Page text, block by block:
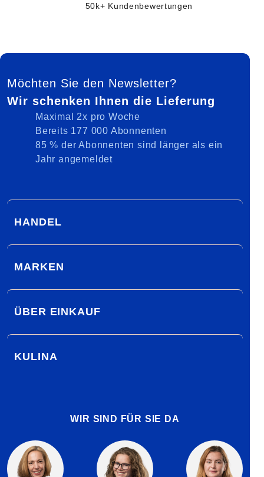
50k+ Kundenbewertungen
FUSSZEILE
Möchten Sie den Newsletter?
Wir schenken Ihnen die Lieferung
Maximal 2x pro Woche
Bereits 177 000 Abonnenten
85 % der Abonnenten sind länger als ein
Jahr angemeldet
HANDEL
MARKEN
ÜBER EINKAUF
KULINA
WIR SIND FÜR SIE DA